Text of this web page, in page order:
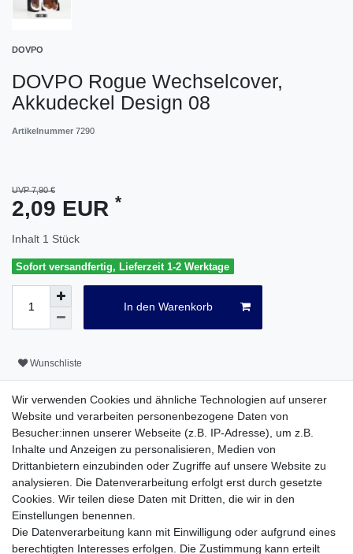
DOVPO
DOVPO Rogue Wechselcover,
Akkudeckel Design 08
Artikelnummer 7290
UVP 7,90 €
2,09 EUR *
Inhalt 1 Stück
Sofort versandfertig, Lieferzeit 1-2 Werktage
In den Warenkorb
Wunschliste
Weitere Details
Wir verwenden Cookies und ähnliche Technologien auf unserer
Website und verarbeiten personenbezogene Daten von
Besucher:innen unserer Webseite (z.B. IP-Adresse), um z.B.
Inhalte und Anzeigen zu personalisieren, Medien von
Drittanbietern einzubinden oder Zugriffe auf unsere Website zu
analysieren. Die Datenverarbeitung erfolgt erst durch gesetzte
Cookies. Wir teilen diese Daten mit Dritten, die wir in den
Einstellungen benennen.
Die Datenverarbeitung kann mit Einwilligung oder aufgrund eines
berechtigten Interesses erfolgen. Die Zustimmung kann erteilt